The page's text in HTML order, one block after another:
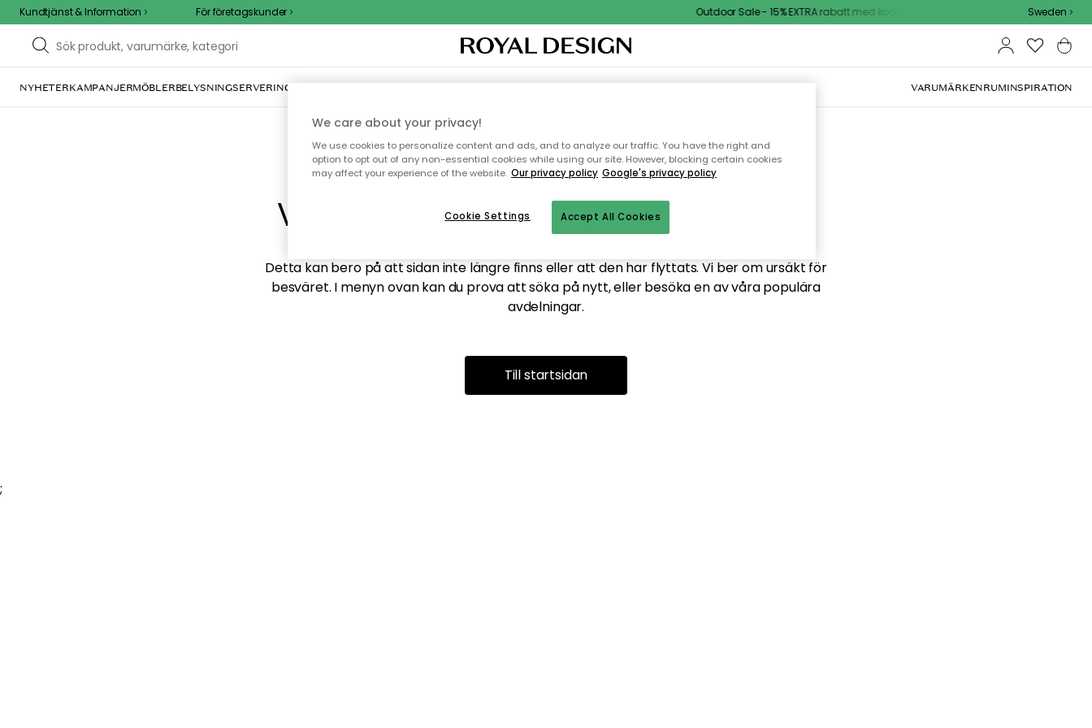
Kundtjänst & Information För företagskunder Outdoor Sale - 15% EXTRA rabatt med kod Sweden
NYHETERKAMPANJERMÖBLERBELYSNINGSERVERING INREDNINGTEXTIL & MATTORKÖKETFÖRVARINGUTEMÖBLER VARUMÄRKENRUMINSPIRATION
Vi hittar tyvärr inte sidan du söker
Detta kan bero på att sidan inte längre finns eller att den har flyttats. Vi ber om ursäkt för
besväret. I menyn ovan kan du prova att söka på nytt, eller besöka en av våra populära
avdelningar.
Till startsidan
;
We care about your privacy!
We use cookies to personalize content and ads, and to analyze our traffic. You have the right and
option to opt out of any non-essential cookies while using our site. However, blocking certain cookies
may affect your experience of the website. Our privacy policy Google's privacy policy
Accept All Cookies
Cookie Settings